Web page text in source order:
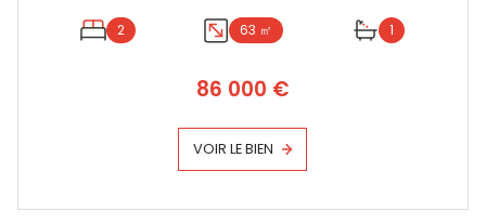
2 63 ㎡ 1
86 000 €
VOIR LE BIEN